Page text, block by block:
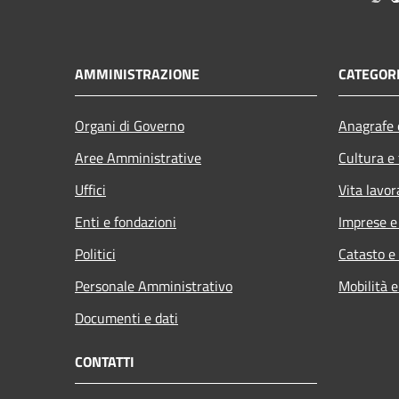
AMMINISTRAZIONE
Organi di Governo
Aree Amministrative
Uffici
Enti e fondazioni
Politici
Personale Amministrativo
Documenti e dati
Cultura
Vita
Imprese
Catasto
Mobilità
CONTATTI